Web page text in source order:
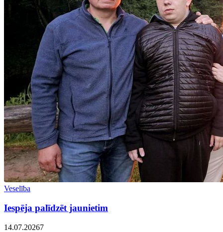
Veselība
Iespēja palīdzēt jaunietim
14.07.20267